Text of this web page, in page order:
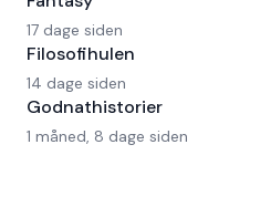
17 dage siden
Filosofihulen
14 dage siden
Godnathistorier
1 måned, 8 dage siden